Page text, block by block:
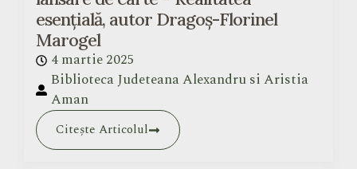
esențială, autor Dragoș-Florinel
Marogel
4 martie 2025
Biblioteca Judeteana Alexandru si Aristia
Aman
Citește Articolul